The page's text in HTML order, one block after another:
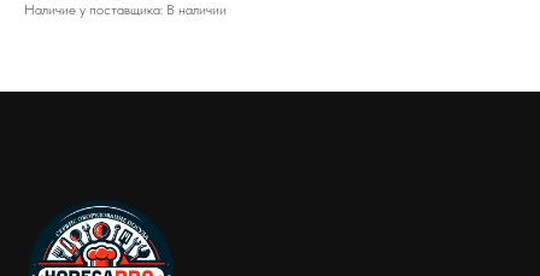
Наличие у поставщика: В наличии